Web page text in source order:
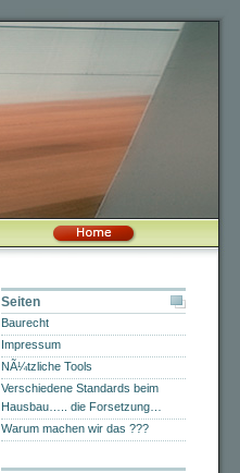
Seiten
Baurecht
Impressum
NÃ¼tzliche Tools
Verschiedene Standards beim
Hausbau….. die Forsetzung…
Warum machen wir das ???